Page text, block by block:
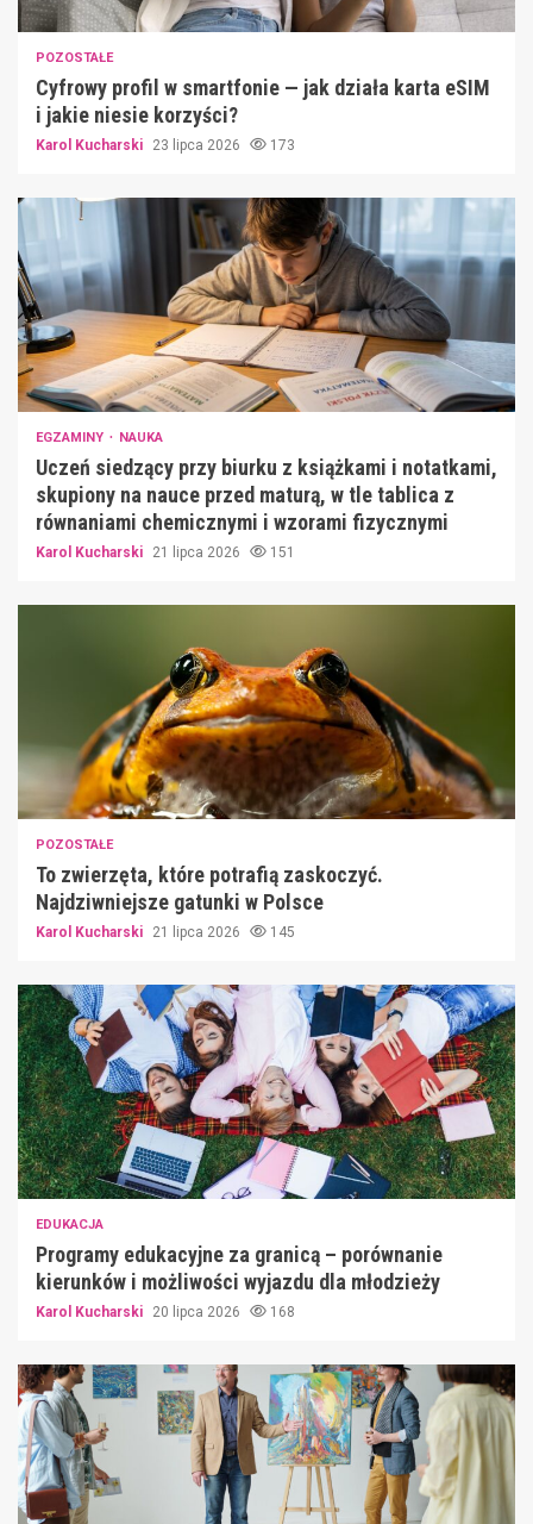
POZOSTAŁE
Cyfrowy profil w smartfonie — jak działa karta eSIM
i jakie niesie korzyści?
Karol Kucharski 23 lipca 2026 173
EGZAMINY NAUKA
Uczeń siedzący przy biurku z książkami i notatkami,
skupiony na nauce przed maturą, w tle tablica z
równaniami chemicznymi i wzorami fizycznymi
Karol Kucharski 21 lipca 2026 151
POZOSTAŁE
To zwierzęta, które potrafią zaskoczyć.
Najdziwniejsze gatunki w Polsce
Karol Kucharski 21 lipca 2026 145
EDUKACJA
Programy edukacyjne za granicą – porównanie
kierunków i możliwości wyjazdu dla młodzieży
Karol Kucharski 20 lipca 2026 168